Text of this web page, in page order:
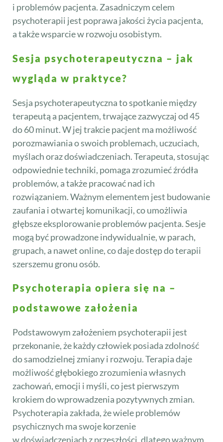
i problemów pacjenta. Zasadniczym celem
psychoterapii jest poprawa jakości życia pacjenta,
a także wsparcie w rozwoju osobistym.
Sesja psychoterapeutyczna – jak
wygląda w praktyce?
Sesja psychoterapeutyczna to spotkanie między
terapeutą a pacjentem, trwające zazwyczaj od 45
do 60 minut. W jej trakcie pacjent ma możliwość
porozmawiania o swoich problemach, uczuciach,
myślach oraz doświadczeniach. Terapeuta, stosując
odpowiednie techniki, pomaga zrozumieć źródła
problemów, a także pracować nad ich
rozwiązaniem. Ważnym elementem jest budowanie
zaufania i otwartej komunikacji, co umożliwia
głębsze eksplorowanie problemów pacjenta. Sesje
mogą być prowadzone indywidualnie, w parach,
grupach, a nawet online, co daje dostęp do terapii
szerszemu gronu osób.
Psychoterapia opiera się na –
podstawowe założenia
Podstawowym założeniem psychoterapii jest
przekonanie, że każdy człowiek posiada zdolność
do samodzielnej zmiany i rozwoju. Terapia daje
możliwość głębokiego zrozumienia własnych
zachowań, emocji i myśli, co jest pierwszym
krokiem do wprowadzenia pozytywnych zmian.
Psychoterapia zakłada, że wiele problemów
psychicznych ma swoje korzenie
w doświadczeniach z przeszłości, dlatego ważnym